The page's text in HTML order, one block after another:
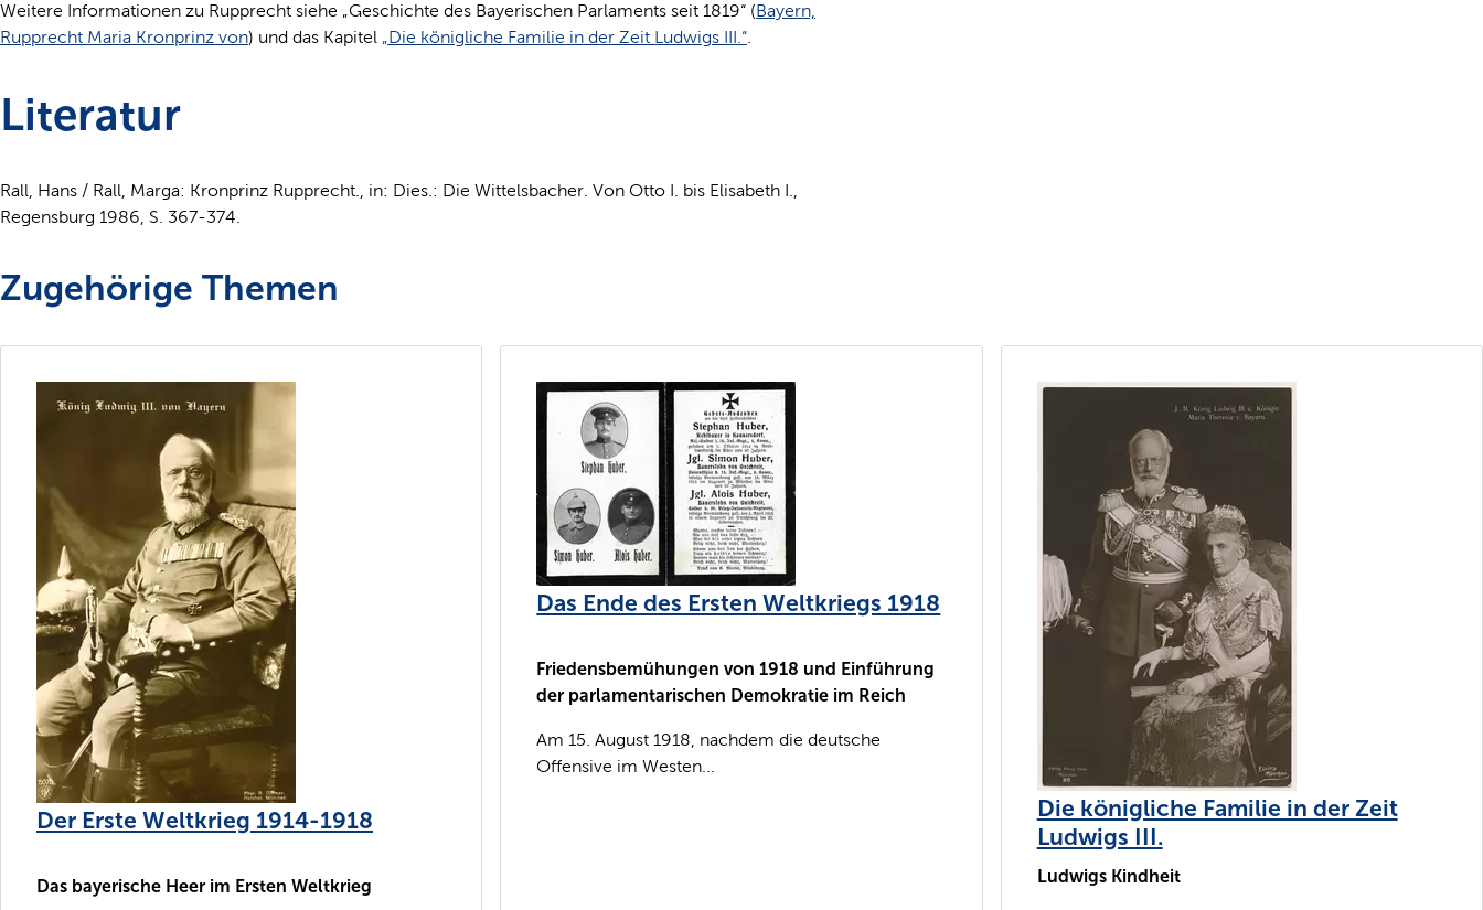
Weitere Informationen zu Rupprecht siehe „Geschichte des Bayerischen Parlaments seit 1819“ (Bayern,
Rupprecht Maria Kronprinz von) und das Kapitel „Die königliche Familie in der Zeit Ludwigs III.“
Literatur
Rall, Hans / Rall, Marga: Kronprinz Rupprecht., in: Dies.: Die Wittelsbacher. Von Otto I. bis Elisabeth I.,
Regensburg 1986, S. 367-374.
Zugehörige Themen
Der Erste Weltkrieg 1914-1918
Das bayerische Heer im Ersten Weltkrieg
Das Ende des Ersten Weltkriegs 1918
Friedensbemühungen von 1918 und Einführung
der parlamentarischen Demokratie im Reich
Am 15. August 1918, nachdem die deutsche
Offensive im Westen...
Die königliche Familie in der Zeit
Ludwigs III.
Ludwigs Kindheit